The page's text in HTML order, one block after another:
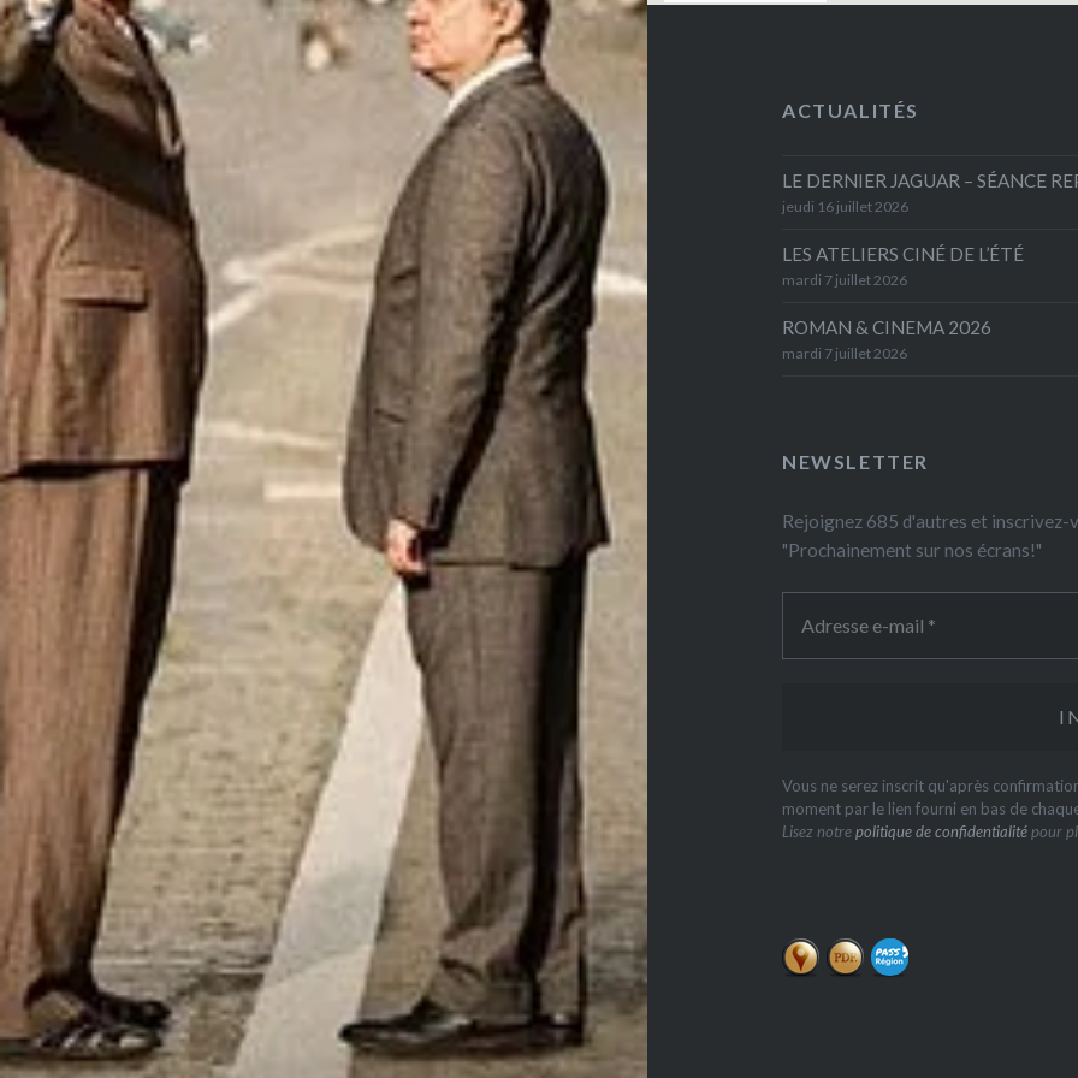
ACTUALITÉS
LE DERNIER JAGUAR – SÉANCE
jeudi 16 juillet 2026
LES ATELIERS CINÉ DE L’ÉTÉ
mardi 7 juillet 2026
ROMAN & CINEMA 2026
mardi 7 juillet 2026
NEWSLETTER
Rejoignez 685 d'autres et
"Prochainement sur nos écrans!"
Vous ne serez inscrit qu'après
moment par le lien fourni en bas de
Lisez notrepolitique de confidentialitépour